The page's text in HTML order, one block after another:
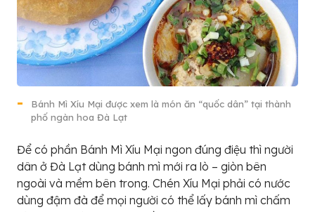
Bánh Mì Xíu Mại được xem là món ăn “quốc dân” tại thành
phố ngàn hoa Đà Lạt
Để có phần Bánh Mì Xíu Mại ngon đúng điệu thì người
dân ở Đà Lạt dùng bánh mì mới ra lò – giòn bên
ngoài và mềm bên trong. Chén Xíu Mại phải có nước
dùng đậm đà để mọi người có thể lấy bánh mì chấm